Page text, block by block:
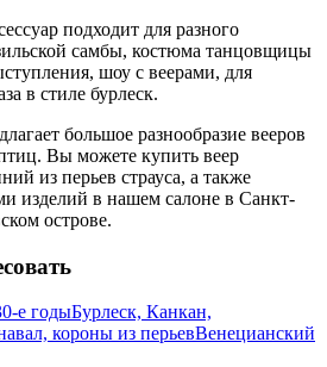
подходит для разного
самбы, костюма танцовщицы
шоу с веерами, для
в стиле бурлеск.
большое разнообразие вееров
Вы можете купить веер
из перьев страуса, а также
изделий в нашем салоне в Санкт-
острове.
е годыБурлеск, Канкан,
короны из перьевВенецианский